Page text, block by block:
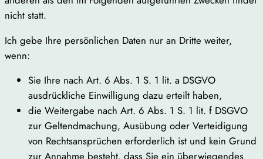
nicht statt.
Ich gebe Ihre persönlichen Daten nur an Dritte weiter,
wenn:
Sie Ihre nach Art. 6 Abs. 1 S. 1 lit. a DSGVO
ausdrückliche Einwilligung dazu erteilt haben,
die Weitergabe nach Art. 6 Abs. 1 S. 1 lit. f DSGVO
zur Geltendmachung, Ausübung oder Verteidigung
von Rechtsansprüchen erforderlich ist und kein Grund